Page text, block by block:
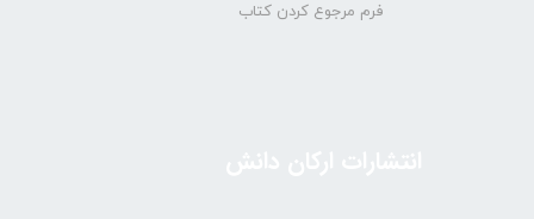
فرم مرجوع کردن کتاب